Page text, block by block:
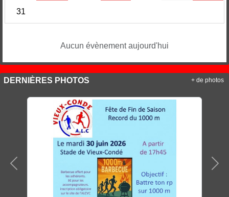
31
Aucun évènement aujourd'hui
DERNIÈRES PHOTOS
Précedent
+ de photos